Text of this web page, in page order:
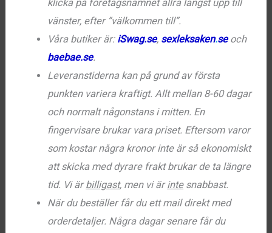
klicka på företagsnamnet allra längst upp till
vänster, efter ”välkommen till”.
Våra butiker är: iSwag.se, sexleksaken.seoch
baebae.se.
Leveranstiderna kan på grund av första
punkten variera kraftigt. Allt mellan 8-60 dagar
och normalt någonstans i mitten. En
fingervisare brukar vara priset. Eftersom varor
som kostar några kronor inte är så ekonomiskt
att skicka med dyrare frakt brukar de ta längre
tid. Vi ärbilligast, men vi ärintesnabbast.
När du beställer får du ett mail direkt med
orderdetaljer. Några dagar senare får du